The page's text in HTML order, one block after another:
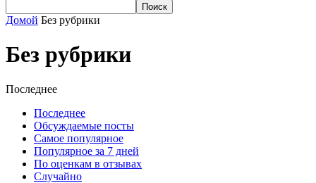
Домой Без рубрики
Без рубрики
Последнее
Последнее
Обсуждаемые посты
Самое популярное
Популярное за 7 дней
По оценкам в отзывах
Случайно